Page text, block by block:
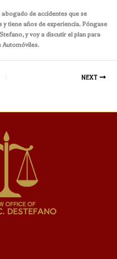
de accidentes que se
y tiene años de experiencia. Póngase
y voy a discutir el plan para
Automóviles.
NEXT